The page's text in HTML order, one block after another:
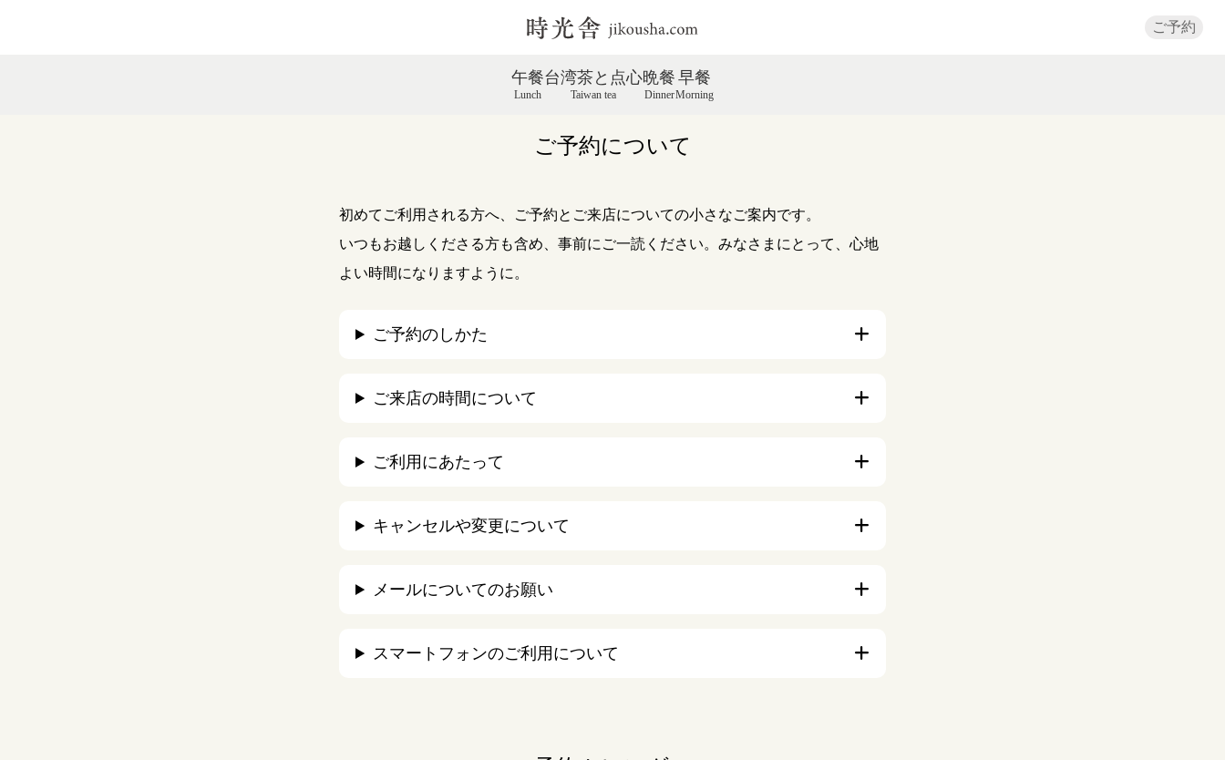
ご予約
午餐
Lunch
台湾茶と点心
Taiwan tea
晩餐
Dinner
早餐
Morning
ご予約について
初めてご利用される方へ、ご予約とご来店についての小さなご案内です。
いつもお越しくださる方も含め、事前にご一読ください。みなさまにとって、心地
よい時間になりますように。
ご予約のしかた
ご来店の時間について
ご利用にあたって
キャンセルや変更について
メールについてのお願い
スマートフォンのご利用について